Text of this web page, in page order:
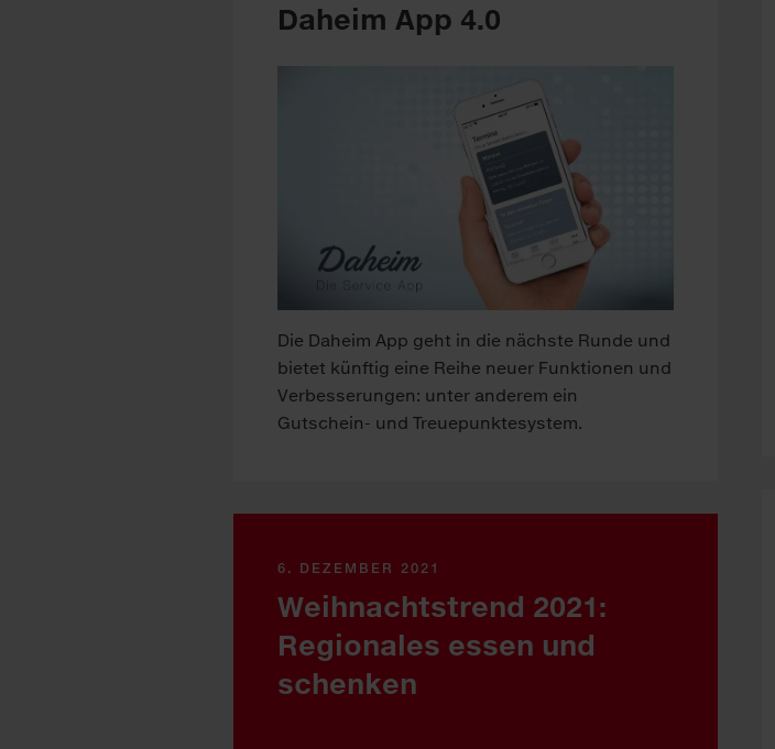
Daheim App 4.0
Die Daheim App geht in die nächste Runde und
bietet künftig eine Reihe neuer Funktionen und
Verbesserungen: unter anderem ein
Gutschein- und Treuepunktesystem.
6. DEZEMBER 2021
Weihnachtstrend 2021:
Regionales essen und
schenken